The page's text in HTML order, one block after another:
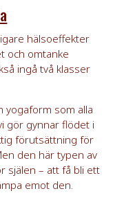
hälsoeffekter
och omtanke
ingå två klasser
yogaform som alla
gör gynnar flödet i
förutsättning för
den här typen av
själen – att få bli ett
emot den.